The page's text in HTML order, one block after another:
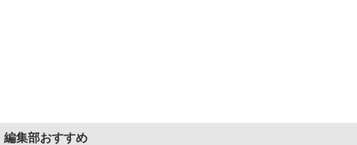
編集部おすすめ